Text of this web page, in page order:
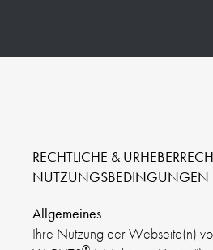
RECHTLICHE &
NUTZUNGSBEDINGUNGEN
Allgemeines
Ihre Nutzung der Webseite(n)